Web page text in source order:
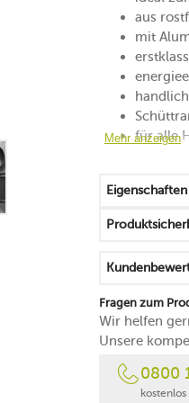
aus
mit
für alle
Mehr anzeigen
Eigenschaften
Fragen zum
Wir helfen
Unsere
0800